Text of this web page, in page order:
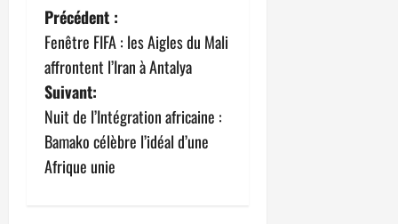
N
a
v
i
g
Précédent :
Fenêtre FIFA : les Aigles du Mali
affrontent l’Iran à Antalya
Suivant:
Nuit de l’Intégration africaine :
Bamako célèbre l’idéal d’une
Afrique unie